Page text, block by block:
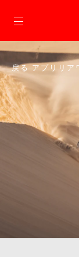
戻る アプリリア